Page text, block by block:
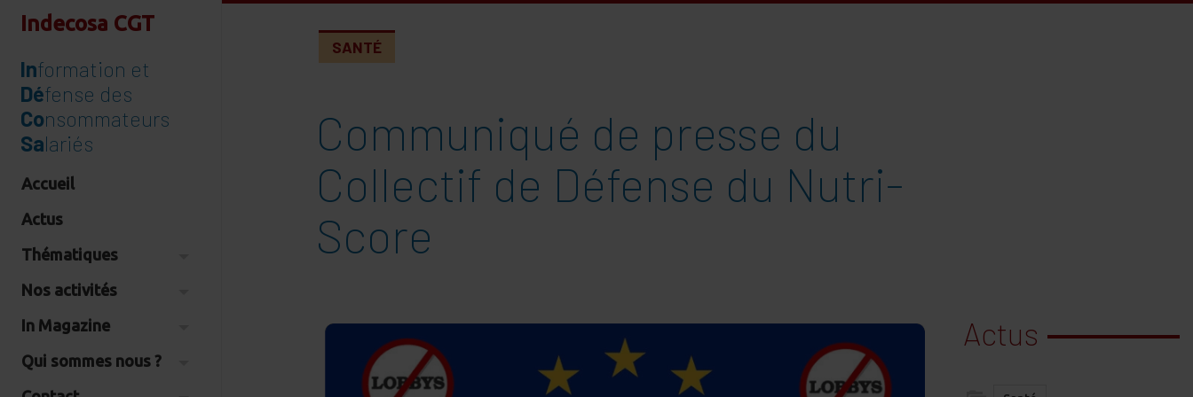
Indecosa CGT
Information et
Défense des
Consommateurs
Salariés
Accueil
Actus
Thématiques
Nos activités
In Magazine
Qui sommes nous ?
SANTÉ
Communiqué de presse du
Collectif de Défense du Nutri-
Score
Actus